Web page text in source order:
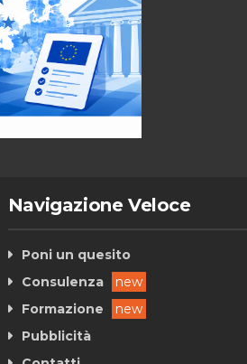
Navigazione Veloce
Poni un quesito
Consulenza
new
Formazione
new
Pubblicità